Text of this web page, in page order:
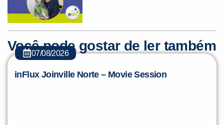
Você pode gostar de ler também
07/08/2026
inFlux Joinville Norte – Movie Session
Preencha com seus dados abaixo e
com a